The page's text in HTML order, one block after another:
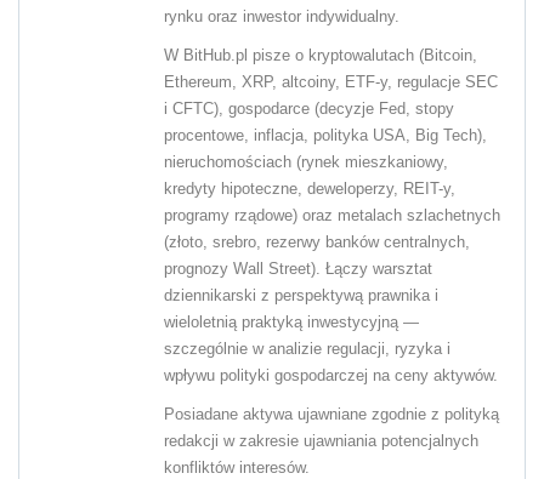
rynku oraz inwestor indywidualny.
W BitHub.pl pisze o kryptowalutach (Bitcoin,
Ethereum, XRP, altcoiny, ETF-y, regulacje SEC
i CFTC), gospodarce (decyzje Fed, stopy
procentowe, inflacja, polityka USA, Big Tech),
nieruchomościach (rynek mieszkaniowy,
kredyty hipoteczne, deweloperzy, REIT-y,
programy rządowe) oraz metalach szlachetnych
(złoto, srebro, rezerwy banków centralnych,
prognozy Wall Street). Łączy warsztat
dziennikarski z perspektywą prawnika i
wieloletnią praktyką inwestycyjną —
szczególnie w analizie regulacji, ryzyka i
wpływu polityki gospodarczej na ceny aktywów.
Posiadane aktywa ujawniane zgodnie z polityką
redakcji w zakresie ujawniania potencjalnych
konfliktów interesów.